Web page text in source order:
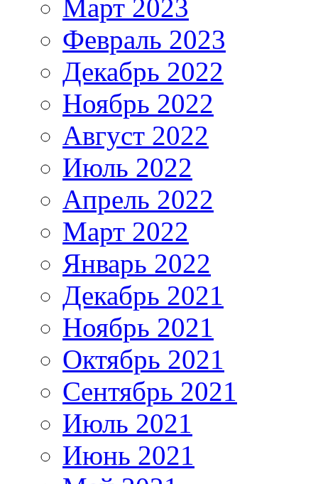
Март 2023
Февраль 2023
Декабрь 2022
Ноябрь 2022
Август 2022
Июль 2022
Апрель 2022
Март 2022
Январь 2022
Декабрь 2021
Ноябрь 2021
Октябрь 2021
Сентябрь 2021
Июль 2021
Июнь 2021